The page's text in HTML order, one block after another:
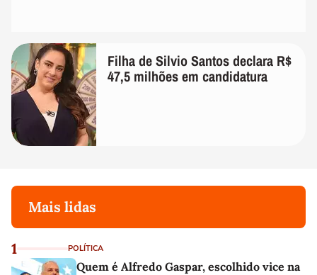
Filha de Silvio Santos declara R$
47,5 milhões em candidatura
Mais lidas
1 POLÍTICA
Quem é Alfredo Gaspar, escolhido vice na